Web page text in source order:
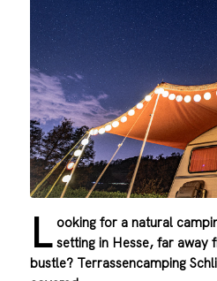
L ooking for a natural
setting in Hesse, far away
bustle? Terrassencamping